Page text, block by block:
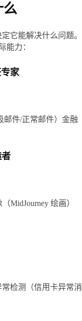
么
它能解决什么问题。
能力：
家
邮件/正常邮件）金融
MidJourney 绘画）
检测（信用卡异常消